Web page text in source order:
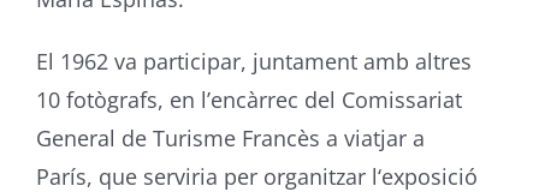
El 1962 va participar, juntament amb altres
10 fotògrafs, en l’encàrrec del Comissariat
General de Turisme Francès a viatjar a
París, que serviria per organitzar l‘exposició